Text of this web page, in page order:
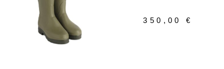
350,00€